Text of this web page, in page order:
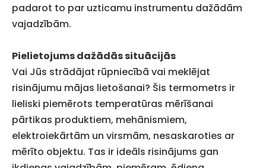
padarot to par uzticamu instrumentu dažādām
vajadzībām.
Pielietojums dažādās situācijās
Vai Jūs strādājat rūpniecībā vai meklējat
risinājumu mājas lietošanai? Šis termometrs ir
lieliski piemērots temperatūras mērīšanai
pārtikas produktiem, mehānismiem,
elektroiekārtām un virsmām, nesaskaroties ar
mērīto objektu. Tas ir ideāls risinājums gan